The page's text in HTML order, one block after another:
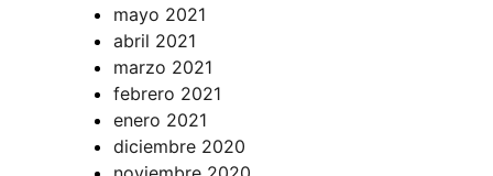
mayo 2021
abril 2021
marzo 2021
febrero 2021
enero 2021
diciembre 2020